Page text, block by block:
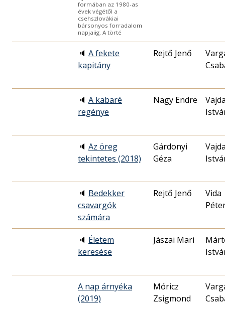
formában az 1980-as
évek végétől a
csehszlovákiai
bársonyos forradalom
napjaiig. A törté
🔈 A fekete
kapitány
Rejtő Jenő
🔈 A kabaré
regénye
Nagy Endre
🔈 Az öreg
tekintetes (2018)
Gárdonyi
Géza
🔈 Bedekker
csavargók
számára
Rejtő Jenő
Vida
🔈 Életem
keresése
Jászai Mari
A nap árnyéka
(2019)
Móricz
Zsigmond